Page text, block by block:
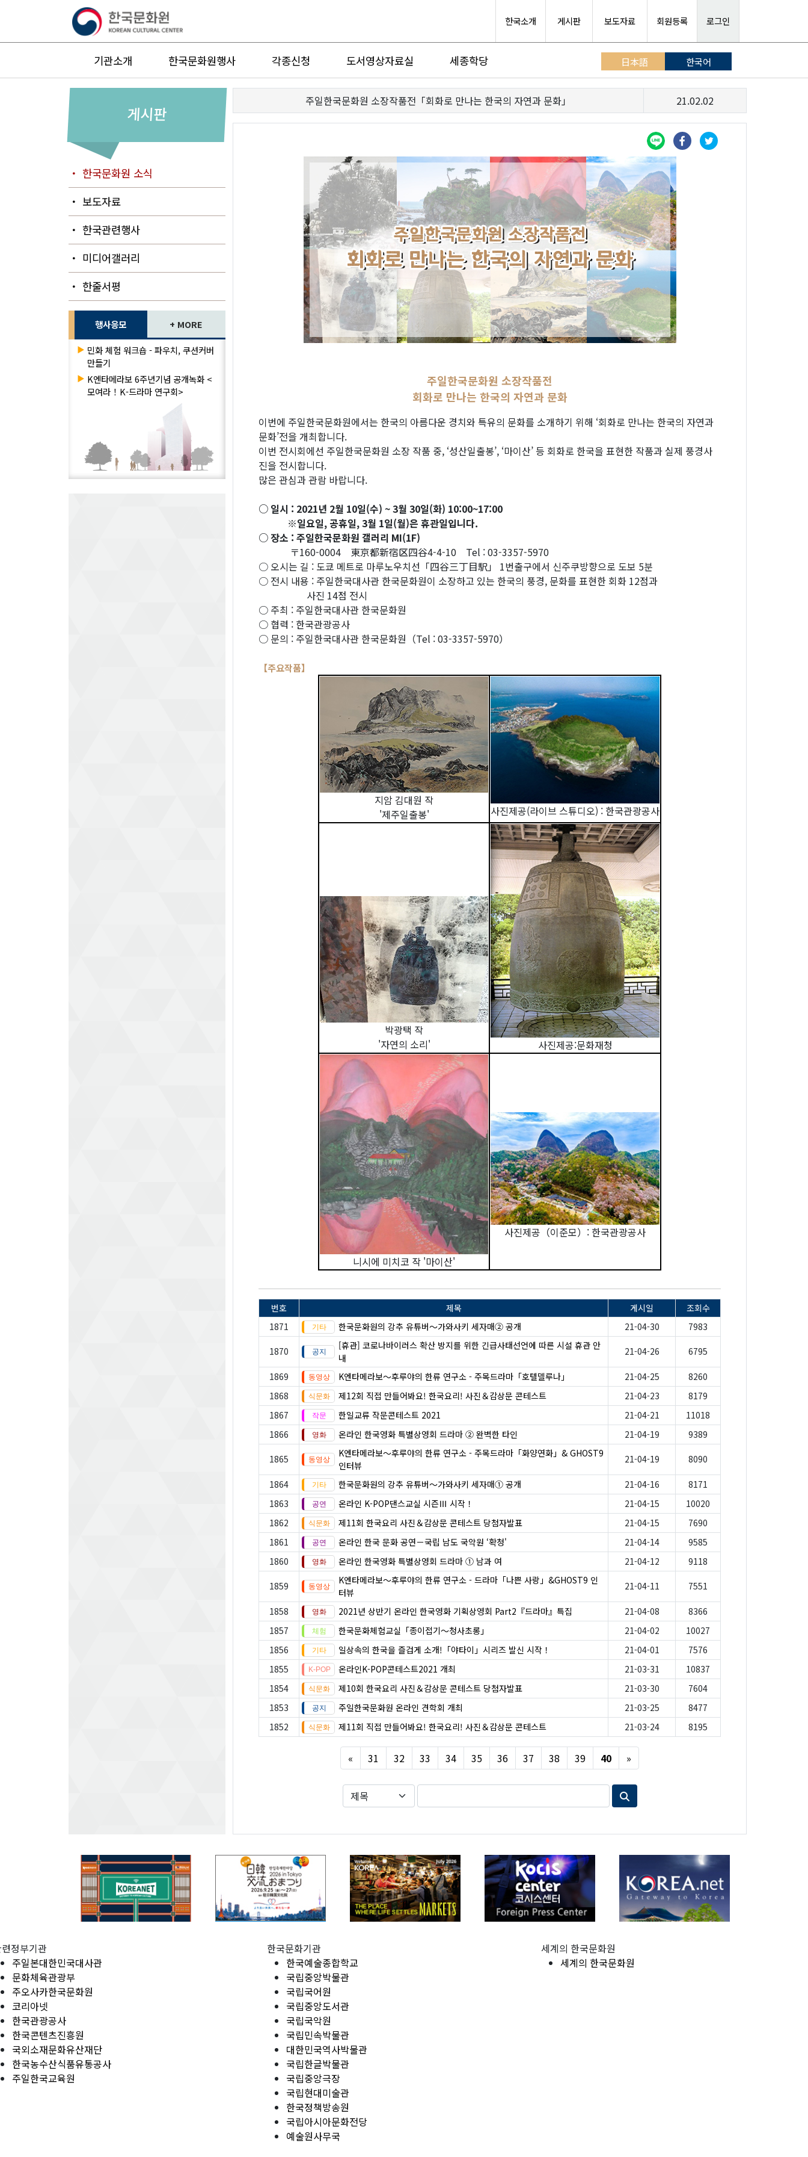
한국소개 게시판 보도자료 회원등록 로그인
기관소개 한국문화원행사 각종신청 도서영상자료실 세종학당 日本語 한국어
게시판
・ 한국문화원 소식
・ 보도자료
・ 한국관련행사
・ 미디어갤러리
・ 한줄서평
행사응모 + MORE
▶ 민화 체험 워크숍 - 파우치, 쿠션커버
만들기
▶ K엔타메라보 6주년기념 공개녹화 <
모여라！K-드라마 연구회>
주일한국문화원 소장작품전「회화로 만나는 한국의 자연과 문화」 21.02.02
주일한국문화원 소장작품전
회화로 만나는 한국의 자연과 문화
이번에 주일한국문화원에서는 한국의 아름다운 경치와 특유의 문화를 소개하기 위해 ‘회화로 만나는 한국의 자연과
문화’전을 개최합니다.
이번 전시회에선 주일한국문화원 소장 작품 중, ‘성산일출봉’, ‘마이산’ 등 회화로 한국을 표현한 작품과 실제 풍경사
진을 전시합니다.
많은 관심과 관람 바랍니다.
○ 일시 : 2021년 2월 10일(수) ~ 3월 30일(화) 10:00~17:00
※일요일, 공휴일, 3월 1일(월)은 휴관일입니다.
○ 장소 : 주일한국문화원 갤러리 MI(1F)
〒160-0004 東京都新宿区四谷4-4-10 Tel : 03-3357-5970
○ 오시는 길 : 도쿄 메트로 마루노우치선「四谷三丁目駅」 1번출구에서 신주쿠방향으로 도보 5분
○ 전시 내용 : 주일한국대사관 한국문화원이 소장하고 있는 한국의 풍경, 문화를 표현한 회화 12점과
사진 14점 전시
○ 주최 : 주일한국대사관 한국문화원
○ 협력 : 한국관광공사
○ 문의 : 주일한국대사관 한국문화원（Tel : 03-3357-5970）
【주요작품】
지암 김대원 작
'제주일출봉'
사진제공(라이브 스튜디오) : 한국관광공사
박광택 작
'자연의 소리'
사진제공:문화재청
니시에 미치코 작 '마이산'
사진제공（이준모）: 한국관광공사
번호 제목 게시일
조회수
1871
한국문화원의 강추 유튜버～가와사키 세자매② 공개 21-04-30 7983
1870
[휴관] 코로나바이러스 확산 방지를 위한 긴급사태선언에 따른 시설 휴관 안
내
21-04-26 6795
1869 K엔타메라보～후루야의 한류 연구소 - 주목드라마「호텔델루나」 21-04-25
8260
1868
제12회 직접 만들어봐요! 한국요리! 사진＆감상문 콘테스트 21-04-23
8179
1867
한일교류 작문콘테스트 2021 21-04-21
11018
1866
온라인 한국영화 특별상영회 드라마 ② 완벽한 타인 21-04-19 9389
1865
K엔타메라보～후루야의 한류 연구소 - 주목드라마「화양연화」& GHOST9
인터뷰
21-04-19 8090
1864 한국문화원의 강추 유튜버～가와사키 세자매① 공개 21-04-16
8171
1863
온라인 K-POP댄스교실 시즌Ⅲ 시작！ 21-04-15
10020
1862
제11회 한국요리 사진＆감상문 콘테스트 당첨자발표 21-04-15
7690
1861
온라인 한국 문화 공연－국립 남도 국악원 ‘확청' 21-04-14
9585
1860
온라인 한국영화 특별상영회 드라마 ① 남과 여 21-04-12 9118
1859
K엔타메라보～후루야의 한류 연구소 - 드라마「나쁜 사랑」&GHOST9 인
터뷰
21-04-11 7551
1858 2021년 상반기 온라인 한국영화 기획상영회 Part2『드라마』특집 21-04-08
8366
1857
한국문화체험교실「종이접기〜청사초롱」 21-04-02
10027
1856
일상속의 한국을 즐겁게 소개!「야타이」시리즈 발신 시작！ 21-04-01
7576
1855
온라인K-POP콘테스트2021 개최 21-03-31
10837
1854
제10회 한국요리 사진＆감상문 콘테스트 당첨자발표 21-03-30
7604
1853
주일한국문화원 온라인 견학회 개최 21-03-25
8477
1852
제11회 직접 만들어봐요! 한국요리! 사진＆감상문 콘테스트 21-03-24 8195
« Previous
31 32 33 34 35 36 37 38 39 40 »
정부기관
주일본대한민국대사관
문화체육관광부
주오사카한국문화원
코리아넷
한국관광공사
한국콘텐츠진흥원
국외소재문화유산재단
한국농수산식품유통공사
주일한국교육원
한국문화기관
한국예술종합학교
국립중앙박물관
국립국어원
국립중앙도서관
국립국악원
국립민속박물관
대한민국역사박물관
국립한글박물관
국립중앙극장
국립현대미술관
한국정책방송원
국립아시아문화전당
예술원사무국
세계의 한국문화원
세계의 한국문화원